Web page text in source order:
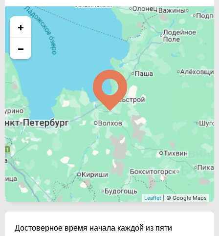
+
−
Leaflet | © Google Maps
Достоверное время начала каждой из пяти